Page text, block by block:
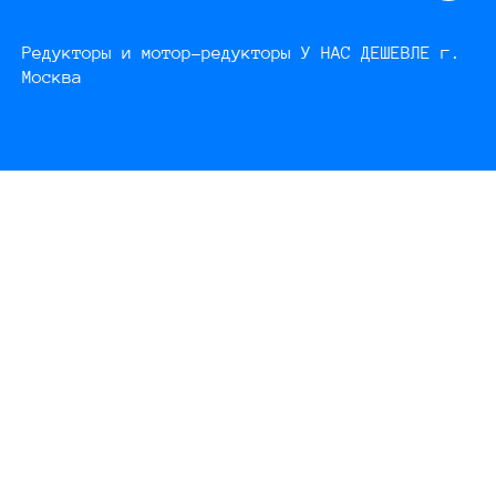
Редукторы и мотор-редукторы У НАС ДЕШЕВЛЕ г.
Москва